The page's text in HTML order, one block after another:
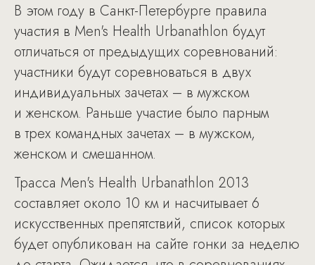
В этом году в Санкт-Петербурге правила
участия в Men's Health Urbanathlon будут
отличаться от предыдущих соревнований:
участники будут соревноваться в двух
индивидуальных зачетах – в мужском
и женском. Раньше участие было парным
в трех командных зачетах – в мужском,
женском и смешанном.
Трасса Men's Health Urbanathlon 2013
составляет около 10 км и насчитывает 6
искусственных препятствий, список которых
будет опубликован на сайте гонки за неделю